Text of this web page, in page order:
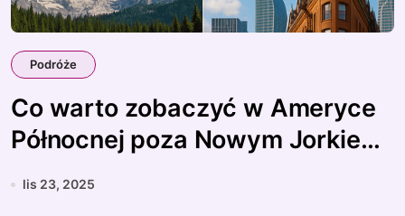
Podróże
Co warto zobaczyć w Ameryce
Północnej poza Nowym Jorkiem
i Los Angeles
lis 23, 2025